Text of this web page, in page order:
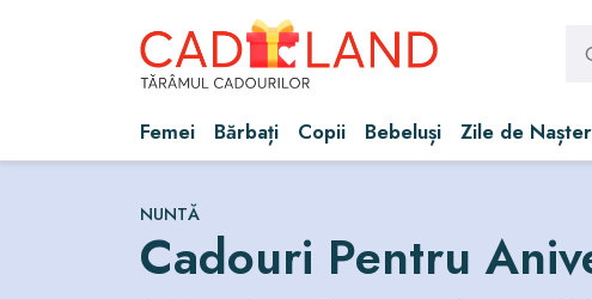
Femei Bărbați Copii Bebeluși Zile de
NUNTĂ
Cadouri Pentru